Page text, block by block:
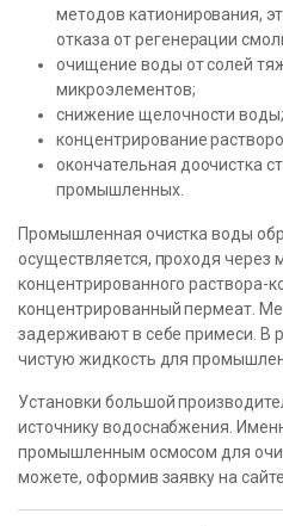
методов катионирования,
отказа от регенерации
очищение воды от солей
микроэлементов;
снижение щелочности воды;
концентрирование
окончательная доочистка
промышленных.
Промышленная очистка воды
осуществляется, проходя через
концентрированного раствора-
концентрированный пермеат.
задерживают в себе примеси. В
чистую жидкость для
Установки большой
источнику водоснабжения.
промышленным осмосом для
можете, оформив заявку на сайте.